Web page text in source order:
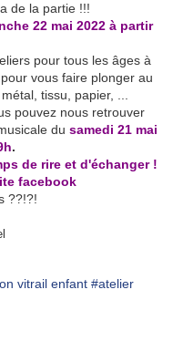
de la partie !!!
22 mai 2022 à partir
pour tous les âges à
vous faire plonger au
tissu, papier, ...
pouvez nous retrouver
du samedi 21 mai
.
de rire et d'échanger !
facebook
??!?!
vitrail enfant #atelier